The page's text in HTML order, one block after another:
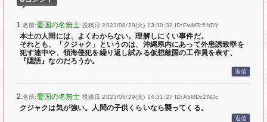
1.名前:憂国の名無士 投稿日:2023/08/29(火) 13:30:32 ID:EwMTc5NDY
本土の人間には、よくわからない。理解しにくい事件だ。
それとも、「クジャク」というのは、沖縄県内にあって外患誘致罪を
犯す連中や、領海侵犯を繰り返し試みる仮想敵国の工作員を表す、
『隠語』なのだろうか。
返信
2.名前:憂国の名無士 投稿日:2023/08/29(火) 14:31:27 ID:A5MDc2NDc
クジャクは気が強い。人間の子供くらいなら襲ってくる。
返信